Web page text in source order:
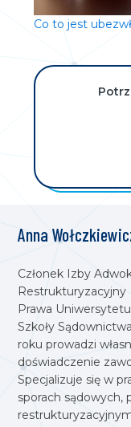
Co to jest
Anna
Członek Izby
Restrukturyzacyjny
Prawa
Szkoły
roku prowadzi
doświadczenie
Specjalizuje się w
sporach sądowych,